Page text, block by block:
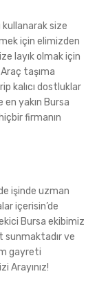
kullanarak size
için elimizden
layık olmak için
taşıma
kalıcı dostluklar
yakın Bursa
firmanın
işinde uzman
içerisin’de
Bursa ekibimiz
ve
gayreti
Arayınız!